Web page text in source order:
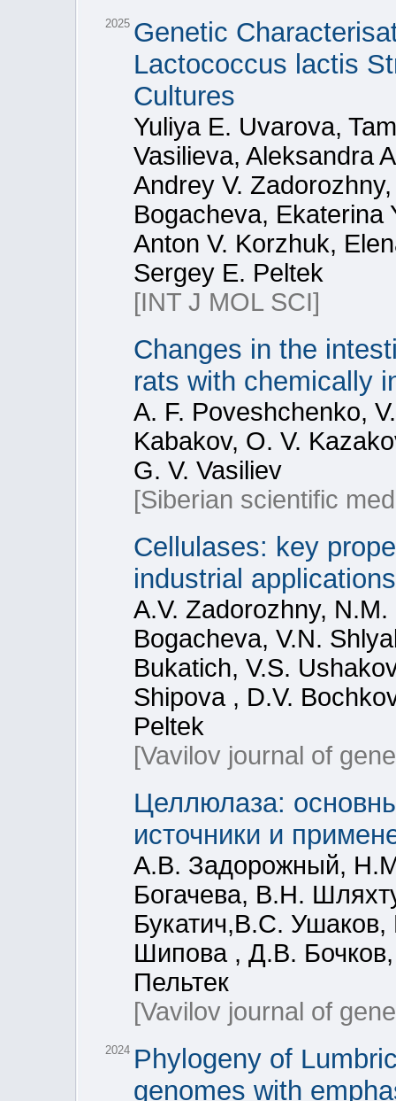
2025 Genetic
Lactococcus lactis
Cultures
Yuliya E. Uvarova,
Vasilieva, Aleksandra
Andrey V.
Bogacheva, Ekaterina
Anton V. Korzhuk,
Sergey E. Peltek
[INT J MOL SCI]
Changes in the
rats with chemically
A. F. Poveshchenko,
Kabakov, O. V.
G. V. Vasiliev
[Siberian scientific
Cellulases: key
industrial applications
A.V. Zadorozhny,
Bogacheva, V.N.
Bukatich, V.S.
Shipova , D.V.
Peltek
[Vavilov journal of
Целлюлаза:
источники и
А.В. Задорожный,
Богачева, В.Н.
Букатич,В.С.
Шипова , Д.В.
Пельтек
[Vavilov journal of
2024 Phylogeny of
genomes with